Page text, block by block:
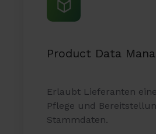
Product Data
Erlaubt Lieferanten
Pflege und
Stammdaten.